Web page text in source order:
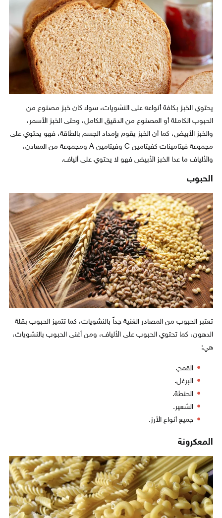
يحتوي الخبز بكافة أنواعه على النشويات، سواء كان خبز مصنوع من
الحبوب الكاملة أو المصنوع من الدقيق الكامل، وحتى الخبز الأسمر،
والخبز الأبيض، كما أن الخبز يقوم بإمداد الجسم بالطاقة، فهو يحتوي على
مجموعة فيتامينات كفيتامين C وفيتامين A ومجموعة من المعادن،
والألياف ما عدا الخبز الأبيض فهو لا يحتوي على ألياف.
الحبوب
تعتبر الحبوب من المصادر الغنية جداً بالنشويات، كما تتميز الحبوب بقلة
الدهون، كما تحتوي الحبوب على الألياف، ومن أغنى الحبوب بالنشويات،
هي:
القمح.
البرغل.
الحنطة.
الشعير.
جميع أنواع الأرز.
المعكرونة